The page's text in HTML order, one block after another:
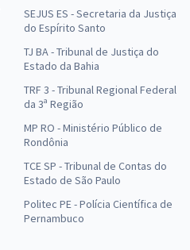
SEJUS ES - Secretaria da Justiça
do Espírito Santo
TJ BA - Tribunal de Justiça do
Estado da Bahia
TRF 3 - Tribunal Regional Federal
da 3ª Região
MP RO - Ministério Público de
Rondônia
TCE SP - Tribunal de Contas do
Estado de São Paulo
Politec PE - Polícia Científica de
Pernambuco